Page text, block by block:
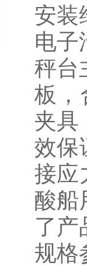
安装
电子
秤台
板，
夹具
效保
接应
酸船
了产
规格